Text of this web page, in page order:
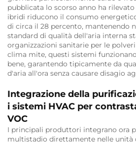
pubblicata lo scorso anno ha
ibridi riducono il consumo
di circa il 28 percento, mantenendo
standard di qualità dell'aria interna
organizzazioni sanitarie per le
clima mite, questi sistemi
bene, garantendo tipicamente da
d'aria all'ora senza causare disagio
Integrazione della
i sistemi HVAC per
VOC
I principali produttori integrano ora
multistadio direttamente nelle unità